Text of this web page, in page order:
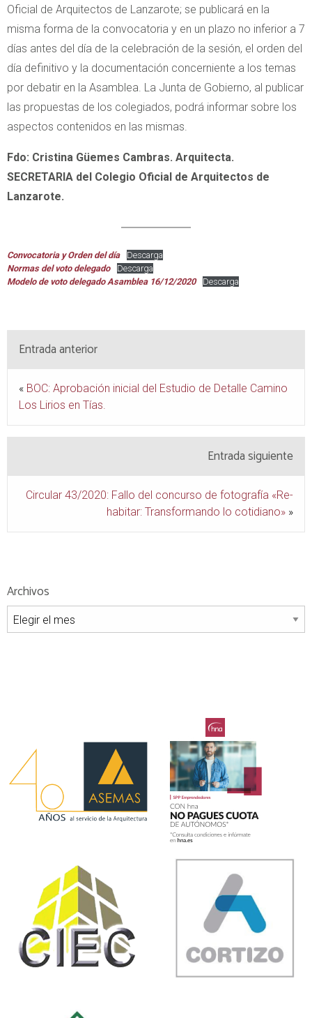
Oficial de Arquitectos de Lanzarote; se publicará en la
misma forma de la convocatoria y en un plazo no inferior a 7
días antes del día de la celebración de la sesión, el orden del
día definitivo y la documentación concerniente a los temas
por debatir en la Asamblea. La Junta de Gobierno, al publicar
las propuestas de los colegiados, podrá informar sobre los
aspectos contenidos en las mismas.
Fdo: Cristina Güemes Cambras. Arquitecta.
SECRETARIA del Colegio Oficial de Arquitectos de
Lanzarote.
Convocatoria y Orden del día
Descarga
Normas del voto delegado
Descarga
Modelo de voto delegado Asamblea 16/12/2020
Descarga
Entrada anterior
« BOC: Aprobación inicial del Estudio de Detalle Camino
Los Lirios en Tías.
Entrada siguiente
Circular 43/2020: Fallo del concurso de fotografía «Re-
habitar: Transformando lo cotidiano» »
Archivos
Archivos